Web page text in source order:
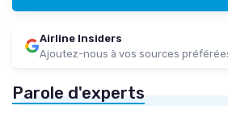
Airline Insiders
Ajoutez-nous à vos sources
Parole d'experts